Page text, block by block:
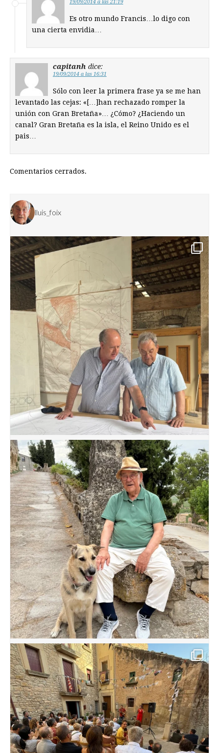
19/09/2014 a las 21:19
Es otro mundo Francis…lo digo con
una cierta envidia…
capitanh dice:
19/09/2014 a las 16:31
Sólo con leer la primera frase ya se me han
levantado las cejas: «[…]han rechazado romper la
unión con Gran Bretaña»… ¿Cómo? ¿Haciendo un
canal? Gran Bretaña es la isla, el Reino Unido es el
pais…
Comentarios cerrados.
lluis_foix